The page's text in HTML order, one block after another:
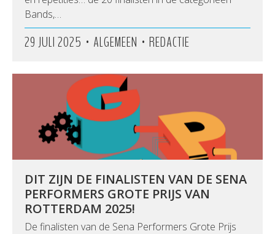
Bands,…
29 JULI 2025 • ALGEMEEN • REDACTIE
DIT ZIJN DE FINALISTEN VAN DE SENA
PERFORMERS GROTE PRIJS VAN
ROTTERDAM 2025!
De finalisten van de Sena Performers Grote Prijs